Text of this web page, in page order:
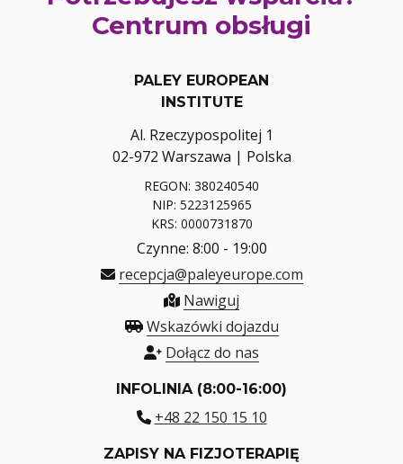
Centrum obsługi
PALEY EUROPEAN
INSTITUTE
Al. Rzeczypospolitej 1
02-972 Warszawa | Polska
REGON: 380240540
NIP: 5223125965
KRS: 0000731870
Czynne: 8:00 - 19:00
recepcja@paleyeurope.com
Nawiguj
Wskazówki dojazdu
Dołącz do nas
INFOLINIA (8:00-16:00)
+48 22 150 15 10
ZAPISY NA FIZJOTERAPIĘ